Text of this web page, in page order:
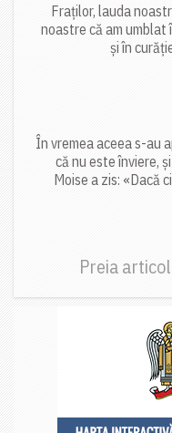
Fraților, lauda
noastre că am umblat
și în
În vremea aceea s-au
că nu este înviere,
Moise a zis: «Dacă
Preia